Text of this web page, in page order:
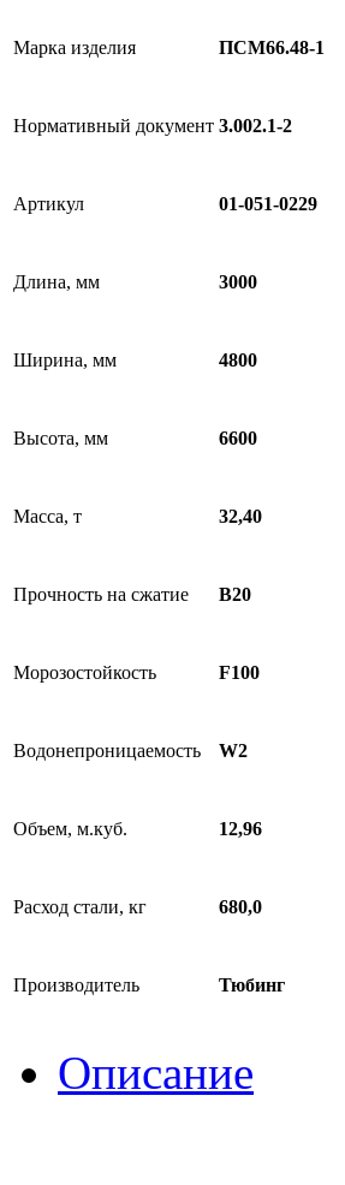
Марка изделия ПСМ66.48-1
Нормативный документ 3.002.1-2
Артикул 01-051-0229
Длина, мм 3000
Ширина, мм 4800
Высота, мм 6600
Масса, т 32,40
Прочность на сжатие B20
Морозостойкость F100
Водонепроницаемость W2
Объем, м.куб. 12,96
Расход стали, кг 680,0
Производитель Тюбинг
Описание